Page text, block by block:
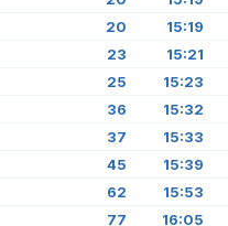
20 15:19
23 15:21
25 15:23
36 15:32
37 15:33
45 15:39
62 15:53
77 16:05